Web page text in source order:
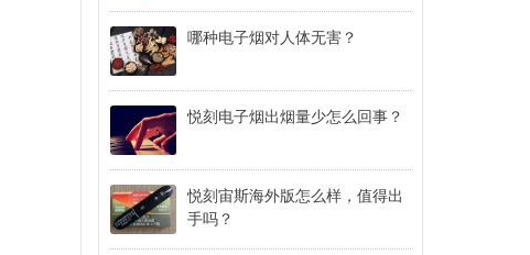
哪种电子烟对人体无害？
悦刻电子烟出烟量少怎么回事？
​悦刻宙斯海外版怎么样，值得出
手吗？